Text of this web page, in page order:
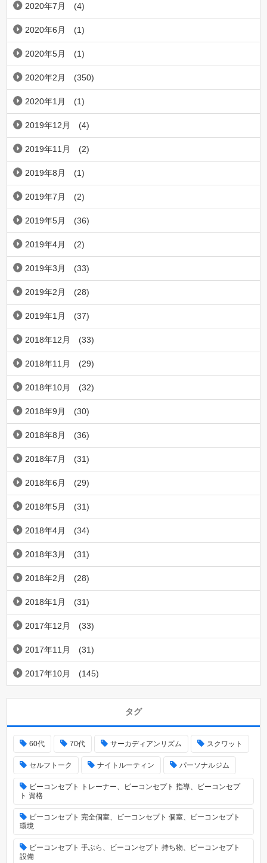
2020年7月 (4)
2020年6月 (1)
2020年5月 (1)
2020年2月 (350)
2020年1月 (1)
2019年12月 (4)
2019年11月 (2)
2019年8月 (1)
2019年7月 (2)
2019年5月 (36)
2019年4月 (2)
2019年3月 (33)
2019年2月 (28)
2019年1月 (37)
2018年12月 (33)
2018年11月 (29)
2018年10月 (32)
2018年9月 (30)
2018年8月 (36)
2018年7月 (31)
2018年6月 (29)
2018年5月 (31)
2018年4月 (34)
2018年3月 (31)
2018年2月 (28)
2018年1月 (31)
2017年12月 (33)
2017年11月 (31)
2017年10月 (145)
タグ
60代 70代 サーカディアンリズム スクワット
セルフトーク ナイトルーティン パーソナルジム
ビーコンセプト トレーナー、ビーコンセプト 指導、ビーコンセプ
ト 資格
ビーコンセプト 完全個室、ビーコンセプト 個室、ビーコンセプト
環境
ビーコンセプト 手ぶら、ビーコンセプト 持ち物、ビーコンセプト
設備